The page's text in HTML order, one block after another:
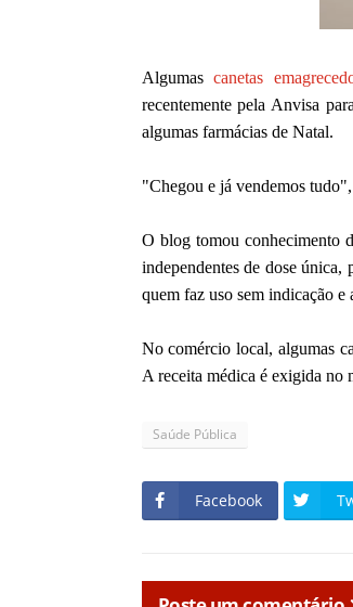
Algumascanetas
recentemente pela Anvisa
algumas farmácias de Natal.
"Chegou e já vendemos
O blog tomou conhecimento
independentes de dose
quem faz uso sem indicação e
No comércio local, algumas
A receita médica é exigida no
Saúde Pública
Facebook